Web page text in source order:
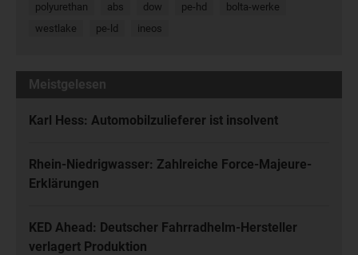
polyurethan
abs dow pe-hd
bolta-werke
westlake
pe-ld ineos
Meistgelesen
Karl Hess: Automobilzulieferer ist insolvent
Rhein-Niedrigwasser: Zahlreiche Force-Majeure-
Erklärungen
KED Ahead: Deutscher Fahrradhelm-Hersteller
verlagert Produktion